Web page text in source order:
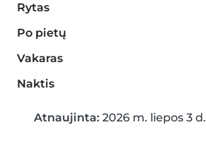
Rytas
Po pietų
Vakaras
Naktis
Atnaujinta: 2026 m. liepos 3 d.